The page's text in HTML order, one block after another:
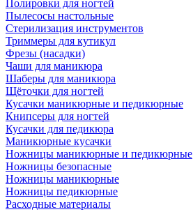
Полировки для ногтей
Пылесосы настольные
Стерилизация инструментов
Триммеры для кутикул
Фрезы (насадки)
Чаши для маникюра
Шаберы для маникюра
Щёточки для ногтей
Кусачки маникюрные и педикюрные
Книпсеры для ногтей
Кусачки для педикюра
Маникюрные кусачки
Ножницы маникюрные и педикюрные
Ножницы безопасные
Ножницы маникюрные
Ножницы педикюрные
Расходные материалы